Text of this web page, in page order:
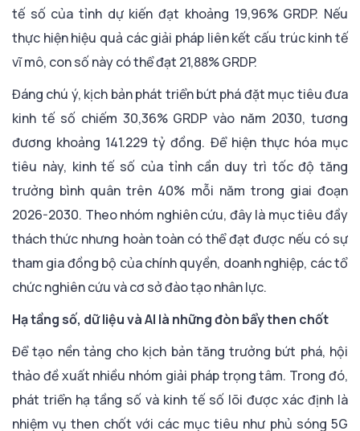
tế số của tỉnh dự kiến đạt khoảng 19,96% GRDP. Nếu
thực hiện hiệu quả các giải pháp liên kết cấu trúc kinh tế
vĩ mô, con số này có thể đạt 21,88% GRDP.
Đáng chú ý, kịch bản phát triển bứt phá đặt mục tiêu đưa
kinh tế số chiếm 30,36% GRDP vào năm 2030, tương
đương khoảng 141.229 tỷ đồng. Để hiện thực hóa mục
tiêu này, kinh tế số của tỉnh cần duy trì tốc độ tăng
trưởng bình quân trên 40% mỗi năm trong giai đoạn
2026-2030. Theo nhóm nghiên cứu, đây là mục tiêu đầy
thách thức nhưng hoàn toàn có thể đạt được nếu có sự
tham gia đồng bộ của chính quyền, doanh nghiệp, các tổ
chức nghiên cứu và cơ sở đào tạo nhân lực.
Hạ tầng số, dữ liệu và AI là những đòn bẩy then chốt
Để tạo nền tảng cho kịch bản tăng trưởng bứt phá, hội
thảo đề xuất nhiều nhóm giải pháp trọng tâm. Trong đó,
phát triển hạ tầng số và kinh tế số lõi được xác định là
nhiệm vụ then chốt với các mục tiêu như phủ sóng 5G